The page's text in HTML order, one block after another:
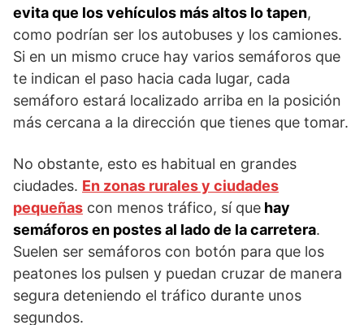
evita que los vehículos más altos lo tapen,
como podrían ser los autobuses y los camiones.
Si en un mismo cruce hay varios semáforos que
te indican el paso hacia cada lugar, cada
semáforo estará localizado arriba en la posición
más cercana a la dirección que tienes que tomar.
No obstante, esto es habitual en grandes
ciudades. En zonas rurales y ciudades
pequeñas con menos tráfico, sí que hay
semáforos en postes al lado de la carretera.
Suelen ser semáforos con botón para que los
peatones los pulsen y puedan cruzar de manera
segura deteniendo el tráfico durante unos
segundos.